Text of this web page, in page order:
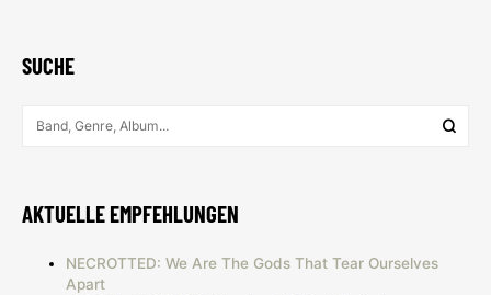
SUCHE
AKTUELLE EMPFEHLUNGEN
NECROTTED: We Are The Gods That Tear Ourselves
Apart